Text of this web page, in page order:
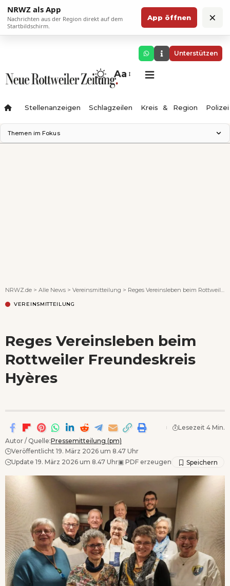
NRWZ als App
Nachrichten aus der Region direkt auf dem
Startbildschirm.
App öffnen ×
Unterstützen
Aa
Stellenanzeigen Schlagzeilen Kreis & Region Polizei
Themen im Fokus
NRWZ.de > Alle News > Vereinsmitteilung > Reges Vereinsleben beim Rottweiler Freundeskreis Hyères
VEREINSMITTEILUNG
Reges Vereinsleben beim
Rottweiler Freundeskreis
Hyères
Autor / Quelle:Pressemitteilung (pm)
Veröffentlicht 19. März 2026 um 8.47 Uhr
Update 19. März 2026 um 8.47 Uhr▣ PDF erzeugen
Lesezeit 4 Min.